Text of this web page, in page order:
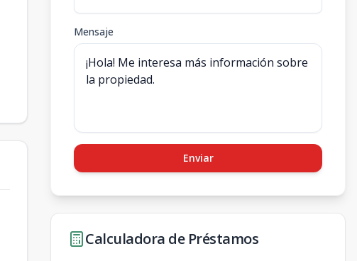
Mensaje
Enviar
Calculadora de Préstamos